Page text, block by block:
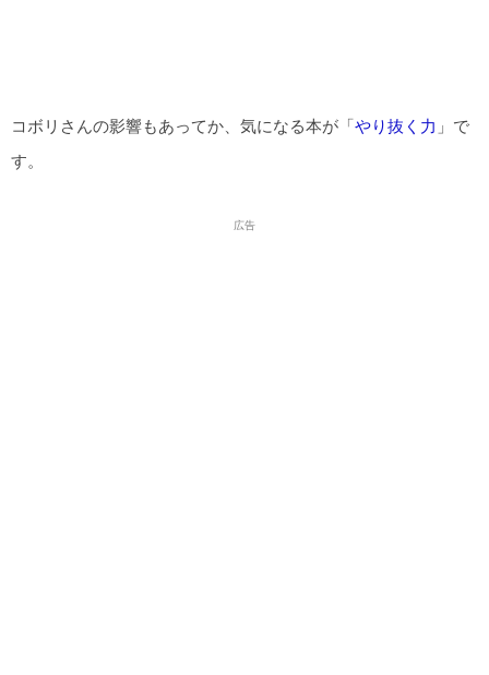
コボリさんの影響もあってか、気になる本が「やり抜く力 」で
す。
広告